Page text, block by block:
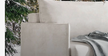
Кровати 180 х 200 с ящиками
Кровати 200 х 200 с ящиками
Кровати тёмного цвета